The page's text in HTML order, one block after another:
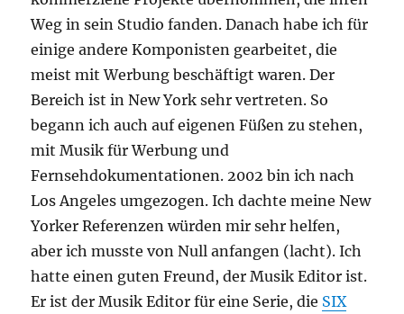
Weg in sein Studio fanden. Danach habe ich für
einige andere Komponisten gearbeitet, die
meist mit Werbung beschäftigt waren. Der
Bereich ist in New York sehr vertreten. So
begann ich auch auf eigenen Füßen zu stehen,
mit Musik für Werbung und
Fernsehdokumentationen. 2002 bin ich nach
Los Angeles umgezogen. Ich dachte meine New
Yorker Referenzen würden mir sehr helfen,
aber ich musste von Null anfangen (lacht). Ich
hatte einen guten Freund, der Musik Editor ist.
Er ist der Musik Editor für eine Serie, die SIX